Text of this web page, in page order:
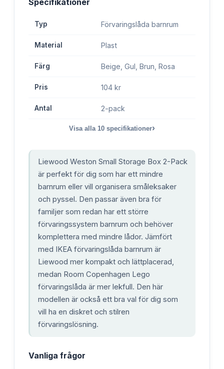
Typ Förvaringslåda barnrum
Material Plast
Färg Beige, Gul, Brun, Rosa
Pris 104 kr
Antal 2-pack
Visa alla 10 specifikationer›
Liewood Weston Small Storage Box 2-Pack
är perfekt för dig som har ett mindre
barnrum eller vill organisera småleksaker
och pyssel. Den passar även bra för
familjer som redan har ett större
förvaringssystem barnrum och behöver
komplettera med mindre lådor. Jämfört
med IKEA förvaringslåda barnrum är
Liewood mer kompakt och lättplacerad,
medan Room Copenhagen Lego
förvaringslåda är mer lekfull. Den här
modellen är också ett bra val för dig som
vill ha en diskret och stilren
förvaringslösning.
Vanliga frågor